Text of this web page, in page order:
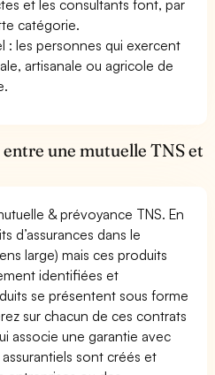
et les consultants font, par
catégorie.
: les personnes qui exercent
artisanale ou agricole de
une mutuelle TNS et
& prévoyance TNS. En
d’assurances dans le
large) mais ces produits
identifiées et
se présentent sous forme
sur chacun de ces contrats
associe une garantie avec
sont créés et